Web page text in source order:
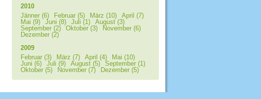
2010
Jänner (6)
Februar (5) März (10)
April (7)
Mai (9)
Juni (8) Juli (1)
August (3)
September (2)
Oktober (3)
November (6)
Dezember (2)
2009
Februar (3)
März (7) April (4)
Mai (10)
Juni (6)
Juli (9) August (5)
September (1)
Oktober (5)
November (7) Dezember (5)